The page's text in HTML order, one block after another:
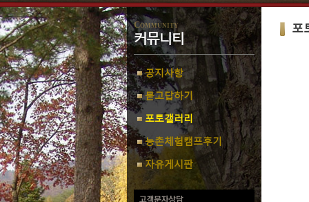
Community
커뮤니티
공지사항
묻고답하기
포토갤러리
농촌체험캠프후기
자유게시판
포